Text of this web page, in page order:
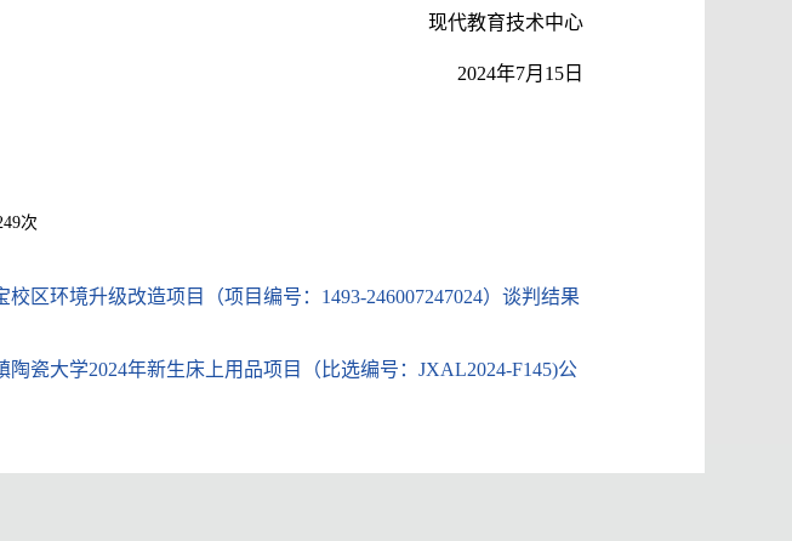
现代教育技术中心
2024年7月15日
次
区环境升级改造项目（项目编号：1493-246007247024）谈判结果
瓷大学2024年新生床上用品项目（比选编号：JXAL2024-F145)公